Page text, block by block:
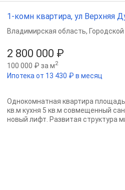
1-комн квартира, ул Верхняя
2 800 000 ₽
100 000 ₽ за м2
Ипотека от 13 430 ₽ в месяц
Владимирская область,
Однокомнатная квартира
кв.м кухня 5 кв.м совмещенный
новый лифт. Развитая структура